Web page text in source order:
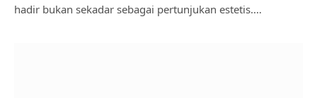
hadir bukan sekadar sebagai pertunjukan estetis.…